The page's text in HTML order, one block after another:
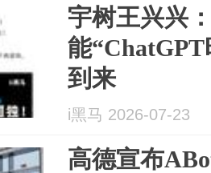
宇树王兴兴
能
到来
i黑马 2026-07-23
高德宣布